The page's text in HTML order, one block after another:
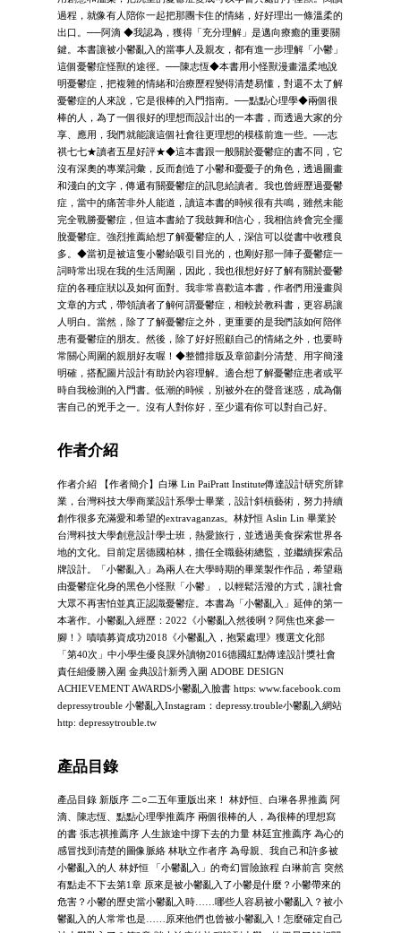
過程，就像有人陪你一起把那團卡住的情緒，好好理出一條溫柔的
出口。──阿滴 ◆我認為，獲得「充分理解」是邁向療癒的重要關
鍵。本書讓被小鬱亂入的當事人及親友，都有進一步理解「小鬱」
這個憂鬱症怪獸的途徑。──陳志恆◆本書用小怪獸漫畫溫柔地說
明憂鬱症，把複雜的情緒和治療歷程變得清楚易懂，對還不太了解
憂鬱症的人來說，它是很棒的入門指南。──點點心理學◆兩個很
棒的人，為了一個很好的理想而設計出的一本書，而透過大家的分
享、應用，我們就能讓這個社會往更理想的模樣前進一些。──志
祺七七★讀者五星好評★◆這本書跟一般關於憂鬱症的書不同，它
沒有深奧的專業詞彙，反而創造了小鬱和憂憂子的角色，透過圖畫
和淺白的文字，傳遞有關憂鬱症的訊息給讀者。我也曾經歷過憂鬱
症，當中的痛苦非外人能道，讀這本書的時候很有共鳴，雖然未能
完全戰勝憂鬱症，但這本書給了我鼓舞和信心，我相信終會完全擺
脫憂鬱症。強烈推薦給想了解憂鬱症的人，深信可以從書中收穫良
多。◆當初是被這隻小鬱給吸引目光的，也剛好那一陣子憂鬱症一
詞時常出現在我的生活周圍，因此，我也很想好好了解有關於憂鬱
症的各種症狀以及如何面對。我非常喜歡這本書，作者們用漫畫與
文章的方式，帶領讀者了解何謂憂鬱症，相較於教科書，更容易讓
人明白。當然，除了了解憂鬱症之外，更重要的是我們該如何陪伴
患有憂鬱症的朋友。然後，除了好好照顧自己的情緒之外，也要時
常關心周圍的親朋好友喔！◆整體排版及章節劃分清楚、用字簡淺
明確，搭配圖片設計有助於內容理解。適合想了解憂鬱症患者或平
時自我檢測的入門書。低潮的時候，別被外在的聲音迷惑，成為傷
害自己的兇手之一。沒有人對你好，至少還有你可以對自己好。
作者介紹
作者介紹 【作者簡介】白琳 Lin PaiPratt Institute傳達設計研究所肄
業，台灣科技大學商業設計系學士畢業，設計斜槓藝術，努力持續
創作很多充滿愛和希望的extravaganzas。林妤恒 Aslin Lin 畢業於
台灣科技大學創意設計學士班，熱愛旅行，並透過美食探索世界各
地的文化。目前定居德國柏林，擔任全職藝術總監，並繼續探索品
牌設計。「小鬱亂入」為兩人在大學時期的畢業製作作品，希望藉
由憂鬱症化身的黑色小怪獸「小鬱」，以輕鬆活潑的方式，讓社會
大眾不再害怕並真正認識憂鬱症。本書為「小鬱亂入」延伸的第一
本著作。小鬱亂入經歷：2022《小鬱亂入然後咧？阿焦也來參一
腳！》嘖嘖募資成功2018《小鬱亂入，抱緊處理》獲選文化部
「第40次」中小學生優良課外讀物2016德國紅點傳達設計獎社會
責任組優勝入圍 金典設計新秀入圍 ADOBE DESIGN
ACHIEVEMENT AWARDS小鬱亂入臉書 https: www.facebook.com
depressytrouble 小鬱亂入Instagram：depressy.trouble小鬱亂入網站
http: depressytrouble.tw
產品目錄
產品目錄 新版序 二○二五年重版出來！ 林妤恒、白琳各界推薦 阿
滴、陳志恆、點點心理學推薦序 兩個很棒的人，為很棒的理想寫
的書 張志祺推薦序 人生旅途中撐下去的力量 林廷宜推薦序 為心的
感冒找到清楚的圖像脈絡 林耿立作者序 為母親、我自己和許多被
小鬱亂入的人 林妤恒 「小鬱亂入」的奇幻冒險旅程 白琳前言 突然
有點走不下去第1章 原來是被小鬱亂入了小鬱是什麼？小鬱帶來的
危害？小鬱的歷史當小鬱亂入時……哪些人容易被小鬱亂入？被小
鬱亂入的人常常也是……原來他們也曾被小鬱亂入！怎麼確定自己